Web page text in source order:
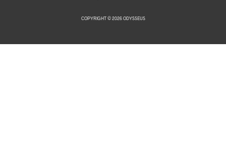
COPYRIGHT © 2026 ODYSSEUS